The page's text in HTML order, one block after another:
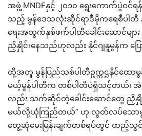
အဖွဲ့ MNDFနှင့် ၂၀၁၀ ရွေးကောက်ပွဲဝ
သည့် မွန်ဒေသလုံးဆိုင်ရာဒီမိုကရေစီပါတီ
ရေးအတွက်နှစ်ဖက်ပါတီခေါင်းဆောင်မ
ညှိနှိုင်းနေသည်ဟုလည်း နိုင်ဂျနူမွန်က ပြေ
ထို့အတူ မွန်ပြည်သစ်ပါတီဥက္ကဌနိုင်ထောမွ
မယ့်မွန်ပါတီက တစ်ပါတီပဲရှိသင့်တယ်၊ အဲဒီ
လည်း သက်ဆိုင်တဲ့ခေါင်းဆောင်တွေ ညှိနှိုင်
မယ်လို့ယုံကြည်တယ်” ဟု လွတ်လပ်သောမွ
တွေ့ဆုံမေးမြန်းချက်တစ်ရပ်တွင် ထည့်သွင်း